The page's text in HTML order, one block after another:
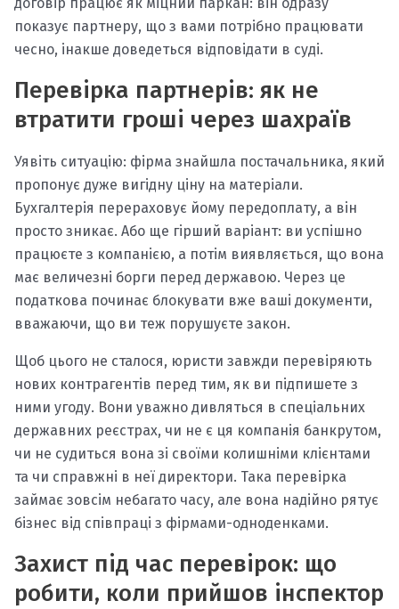
показує партнеру, що з вами потрібно працювати
чесно, інакше доведеться відповідати в суді.
Перевірка партнерів: як не
втратити гроші через шахраїв
Уявіть ситуацію: фірма знайшла постачальника, який
пропонує дуже вигідну ціну на матеріали.
Бухгалтерія перераховує йому передоплату, а він
просто зникає. Або ще гірший варіант: ви успішно
працюєте з компанією, а потім виявляється, що вона
має величезні борги перед державою. Через це
податкова починає блокувати вже ваші документи,
вважаючи, що ви теж порушуєте закон.
Щоб цього не сталося, юристи завжди перевіряють
нових контрагентів перед тим, як ви підпишете з
ними угоду. Вони уважно дивляться в спеціальних
державних реєстрах, чи не є ця компанія банкрутом,
чи не судиться вона зі своїми колишніми клієнтами
та чи справжні в неї директори. Така перевірка
займає зовсім небагато часу, але вона надійно рятує
бізнес від співпраці з фірмами-одноденками.
Захист під час перевірок: що
робити, коли прийшов інспектор